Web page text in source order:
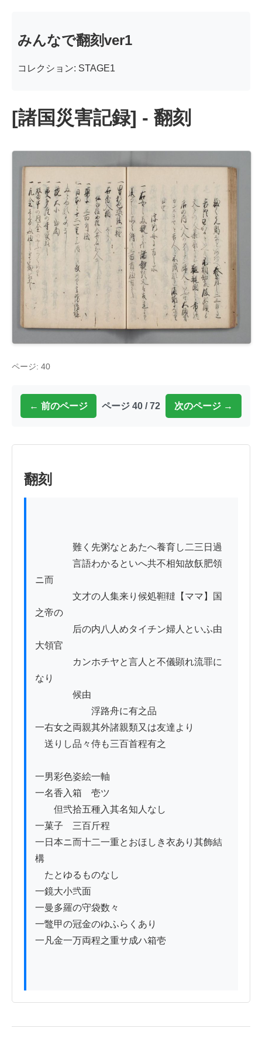
みんなで翻刻ver1
コレクション: STAGE1
[諸国災害記録] - 翻刻
ページ: 40
← 前のページ ページ 40 / 72 次のページ →
翻刻
難く先粥なとあたへ養育し二三日過
言語わかるといへ共不相知故飫肥領
ニ而
文才の人集来り候処靼韃【ママ】国
之帝の
后の内八人めタイチン婦人といふ由
大領官
カンホチヤと言人と不儀顕れ流罪に
なり
候由
浮路舟に有之品
一右女之両親其外諸親類又は友達より
送りし品々侍も三百首程有之
一男彩色姿絵一軸
一名香入箱　壱ツ
但弐拾五種入其名知人なし
一菓子　三百斤程
一日本ニ而十二一重とおほしき衣あり其飾結
構
たとゆるものなし
一鏡大小弐面
一曼多羅の守袋数々
一鼈甲の冠金のゆふらくあり
一凡金一万両程之重サ成ハ箱壱